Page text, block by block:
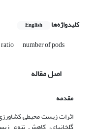
کلیدواژه‌ها English
number of pods
اصل مقاله
مقدمه
اثرات زیست محیطی